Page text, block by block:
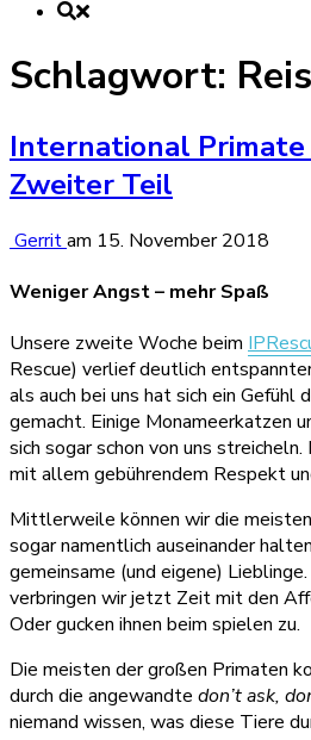
Schlagwort:
International Primate
Zweiter Teil
Gerritam 15. November 2018
Weniger Angst – mehr Spaß
Unsere zweite Woche beim
Rescue) verlief deutlich
als auch bei uns hat sich ein
gemacht. Einige Monameerkatzen
sich sogar schon von uns
mit allem gebührendem Respekt
Mittlerweile können wir die
sogar namentlich auseinander
gemeinsame (und eigene)
verbringen wir jetzt Zeit mit den
Oder gucken ihnen beim spielen zu.
Die meisten der großen Primaten
durch die angewandte don’t ask,
niemand wissen, was diese Tiere